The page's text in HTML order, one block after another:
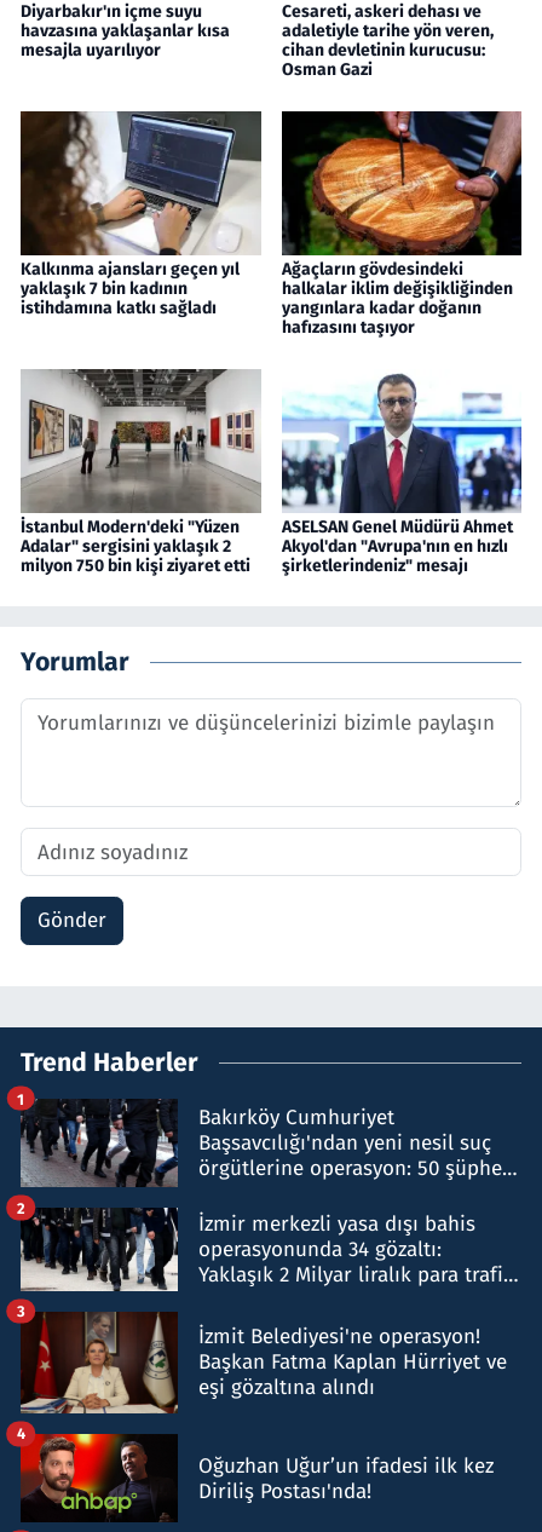
Diyarbakır'ın içme suyu
havzasına yaklaşanlar kısa
mesajla uyarılıyor
Cesareti, askeri dehası ve
adaletiyle tarihe yön veren,
cihan devletinin kurucusu:
Osman Gazi
Kalkınma ajansları geçen yıl
yaklaşık 7 bin kadının
istihdamına katkı sağladı
Ağaçların gövdesindeki
halkalar iklim değişikliğinden
yangınlara kadar doğanın
hafızasını taşıyor
İstanbul Modern'deki "Yüzen
Adalar" sergisini yaklaşık 2
milyon 750 bin kişi ziyaret etti
ASELSAN Genel Müdürü Ahmet
Akyol'dan "Avrupa'nın en hızlı
şirketlerindeniz" mesajı
Yorumlar
Gönder
Trend Haberler
Bakırköy Cumhuriyet
Başsavcılığı'ndan yeni nesil suç
örgütlerine operasyon: 50 şüpheli
1
İzmir merkezli yasa dışı bahis
operasyonunda 34 gözaltı:
Yaklaşık 2 Milyar liralık para trafiği
2
İzmit Belediyesi'ne operasyon!
Başkan Fatma Kaplan Hürriyet ve
eşi gözaltına alındı
3
Oğuzhan Uğur’un ifadesi ilk kez
Diriliş Postası'nda!
4